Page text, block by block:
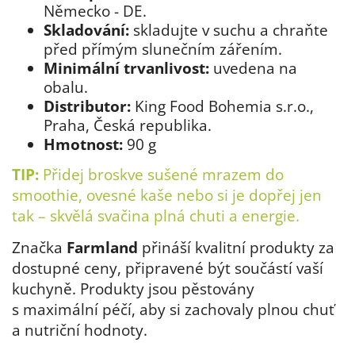
Německo - DE.
Skladování: skladujte v suchu a chraňte
před přímým slunečním zářením.
Minimální trvanlivost: uvedena na
obalu.
Distributor: King Food Bohemia s.r.o.,
Praha, Česká republika.
Hmotnost: 90 g
TIP: Přidej broskve sušené mrazem do
smoothie, ovesné kaše nebo si je dopřej jen
tak – skvělá svačina plná chuti a energie.
Značka Farmland přináší kvalitní produkty za
dostupné ceny, připravené být součástí vaší
kuchyně. Produkty jsou pěstovány
s maximální péčí, aby si zachovaly plnou chuť
a nutriční hodnoty.